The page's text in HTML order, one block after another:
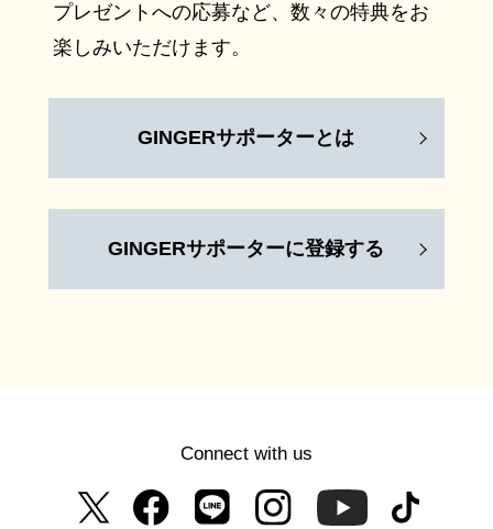
プレゼントへの応募など、数々の特典をお
楽しみいただけます。
GINGERサポーターとは
GINGERサポーターに登録する
Connect with us